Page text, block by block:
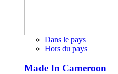
Dans le pays
Hors du pays
Made In Cameroon